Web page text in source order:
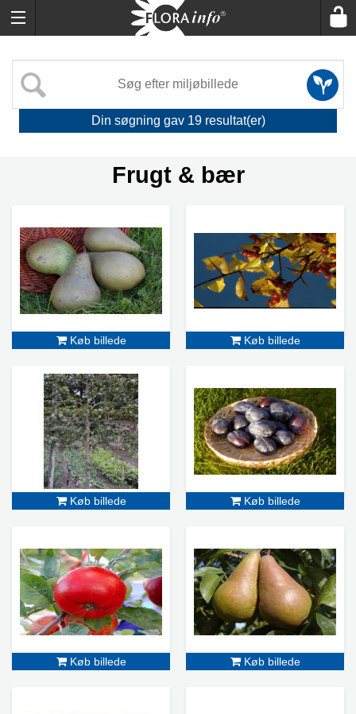
Din søgning gav 19resultat(er)
Frugt & bær
Køb billede Køb billede
Køb billede Køb billede
Køb billede Køb billede